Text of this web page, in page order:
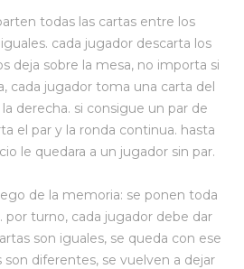
todas las cartas entre los
cada jugador descarta los
deja sobre la mesa, no importa si
cada jugador toma una carta del
derecha. si consigue un par de
el par y la ronda continua. hasta
le quedara a un jugador sin par.
de la memoria: se ponen toda
por turno, cada jugador debe dar
son iguales, se queda con ese
son diferentes, se vuelven a dejar
para bebé